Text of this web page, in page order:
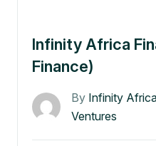
Infinity Africa
Finance)
By Infinity
Ventures